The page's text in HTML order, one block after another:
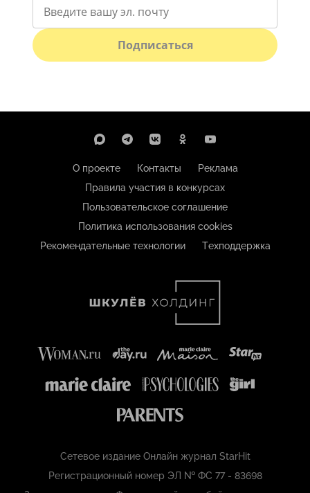
Подписаться
О проекте Контакты
Реклама
Правила участия в конкурсах
Пользовательское соглашение
Политика использования cookies
Рекомендательные технологии
Техподдержка
Сетевое издание Онлайн журнал StarHit
Регистрационный номер ЭЛ № ФС 77 - 83698